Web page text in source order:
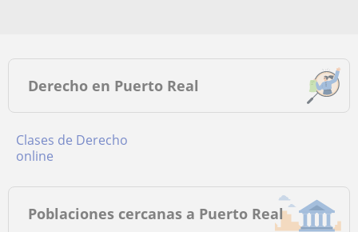
Derecho en Puerto Real
Clases de Derecho
online
Poblaciones cercanas a Puerto Real